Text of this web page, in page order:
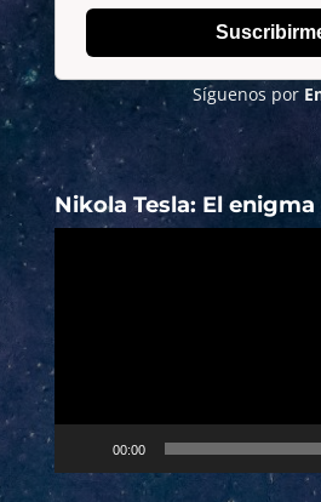
Síguenos por
Nikola Tesla: El enigma
00:00